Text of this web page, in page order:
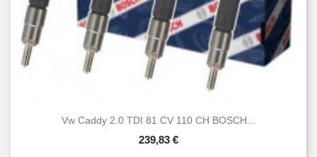
Vw Caddy 2.0 TDI 81 CV 110 CH BOSCH...
239,83 €